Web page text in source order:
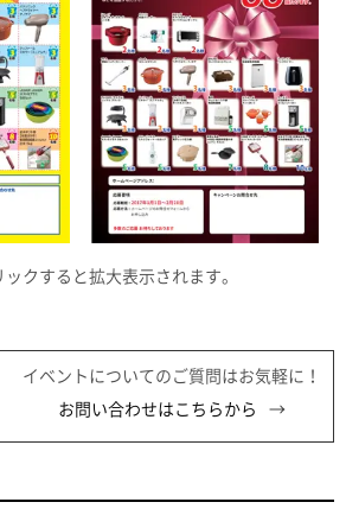
ックすると拡大表示されます。
イベントについてのご質問はお気軽に！
お問い合わせはこちらから